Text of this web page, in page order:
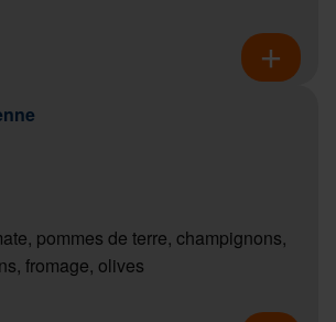
pommes de terre, champignons,
fromage, olives